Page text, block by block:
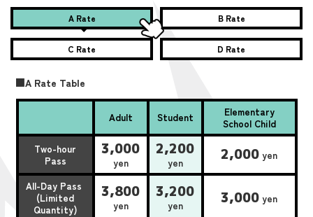
A Rate B Rate
C Rate D Rate
■A Rate Table
Adult Student
Elementary
School Child
Two-hour
Pass
3,000
yen
2,200
yen 2,000 yen
All-Day Pass
(Limited
Quantity)
3,800
yen
3,200
yen 3,000 yen